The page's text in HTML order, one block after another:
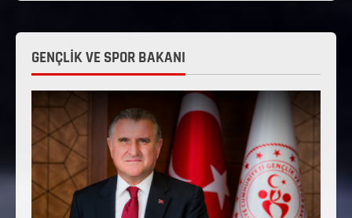
GENÇLİK VE SPOR BAKANI